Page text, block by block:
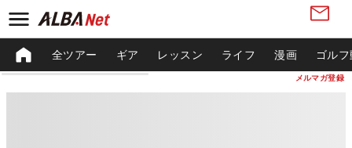
メルマガ登録
全ツアー ギア レッスン ライフ 漫画 ゴル